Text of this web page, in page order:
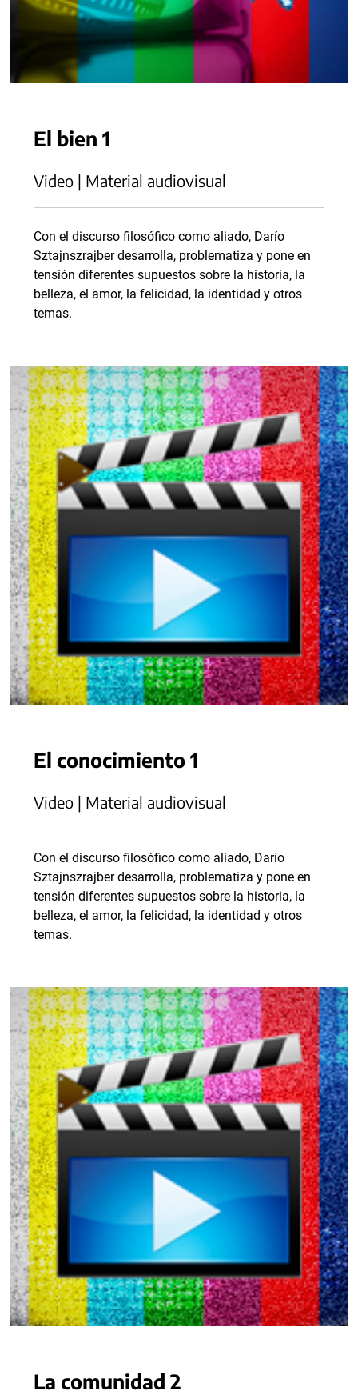
El bien 1
Video | Material audiovisual
Con el discurso filosófico como aliado, Darío
Sztajnszrajber desarrolla, problematiza y pone en
tensión diferentes supuestos sobre la historia, la
belleza, el amor, la felicidad, la identidad y otros
temas.
El conocimiento 1
Video | Material audiovisual
Con el discurso filosófico como aliado, Darío
Sztajnszrajber desarrolla, problematiza y pone en
tensión diferentes supuestos sobre la historia, la
belleza, el amor, la felicidad, la identidad y otros
temas.
La comunidad 2